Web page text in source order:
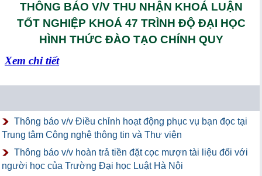
THÔNG BÁO V/V THU NHẬN KHOÁ LUẬN
TỐT NGHIỆP KHOÁ 47 TRÌNH ĐỘ ĐẠI HỌC
HÌNH THỨC ĐÀO TẠO CHÍNH QUY
Xem chi tiết
Thông báo v/v Điều chỉnh hoạt động phục vụ bạn đọc tại
Trung tâm Công nghệ thông tin và Thư viện
Thông báo v/v hoàn trả tiền đặt cọc mượn tài liệu đối với
người học của Trường Đại học Luật Hà Nội